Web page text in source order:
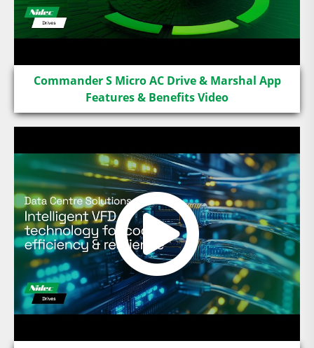
Commander S Micro AC Drive & Marshal App
Features & Benefits Video